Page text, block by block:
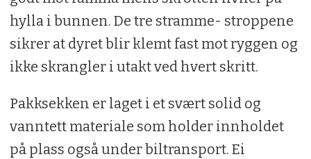
hylla i bunnen. De tre stramme- stroppene
sikrer at dyret blir klemt fast mot ryggen og
ikke skrangler i utakt ved hvert skritt.
Pakksekken er laget i et svært solid og
vanntett materiale som holder innholdet
på plass også under biltransport. Ei